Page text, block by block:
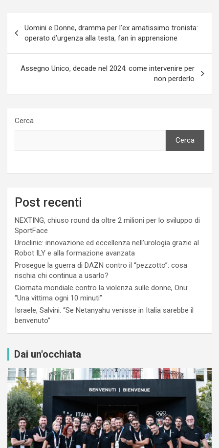
articoli
Uomini e Donne, dramma per l’ex amatissimo tronista:
operato d’urgenza alla testa, fan in apprensione
Assegno Unico, decade nel 2024: come intervenire per
non perderlo
Cerca
Cerca
Post recenti
NEXTING, chiuso round da oltre 2 milioni per lo sviluppo di
SportFace
Uroclinic: innovazione ed eccellenza nell’urologia grazie al
Robot ILY e alla formazione avanzata
Prosegue la guerra di DAZN contro il “pezzotto”: cosa
rischia chi continua a usarlo?
Giornata mondiale contro la violenza sulle donne, Onu:
“Una vittima ogni 10 minuti”
Israele, Salvini: “Se Netanyahu venisse in Italia sarebbe il
benvenuto”
Dai un'occhiata